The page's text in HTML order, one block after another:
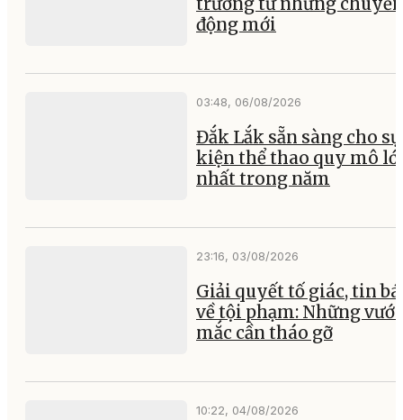
động mới
03:48, 06/08/2026
Đắk Lắk sẵn sàng cho sự
kiện thể thao quy mô
nhất trong năm
23:16, 03/08/2026
Giải quyết tố giác, tin
về tội phạm: Những
mắc cần tháo gỡ
10:22, 04/08/2026